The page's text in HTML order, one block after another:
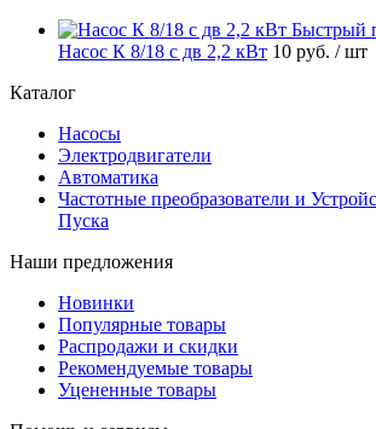
Быстрый
Насос К 8/18 с дв 2,2 кВт 10 руб. / шт
Каталог
Насосы
Электродвигатели
Автоматика
Частотные преобразователи и
Пуска
Наши предложения
Новинки
Популярные товары
Распродажи и скидки
Рекомендуемые товары
Уцененные товары